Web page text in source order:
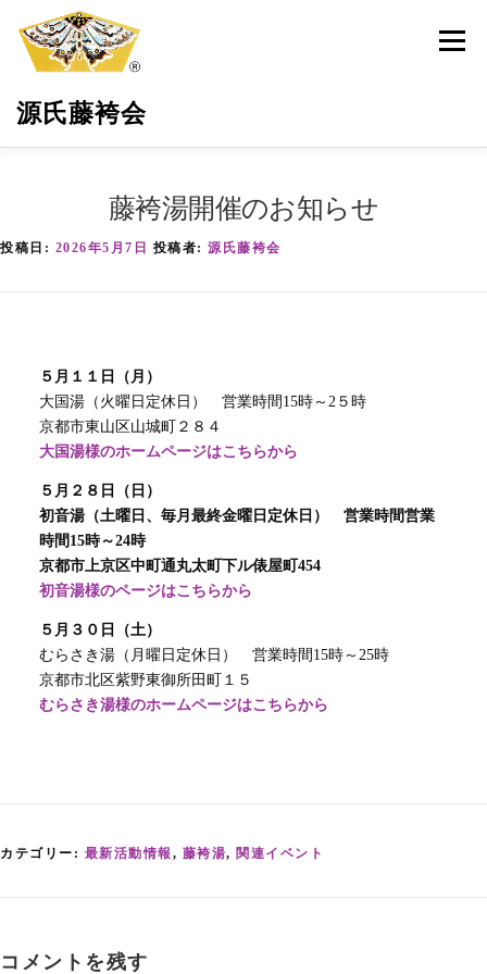
プ
源氏藤袴会
メニュ
藤袴湯開催のお知らせ
投稿日: 2026年5月7日 投稿者: 源氏藤袴会
５月１１日（月）
大国湯（火曜日定休日） 営業時間15時～2５時
京都市東山区山城町２８４
大国湯様のホームページはこちらから
５月２８日（日）
初音湯（土曜日、毎月最終金曜日定休日） 営業時間営業
時間15時～24時
京都市上京区中町通丸太町下ル俵屋町454
初音湯様のページはこちらから
５月３０日（土）
むらさき湯（月曜日定休日） 営業時間15時～25時
京都市北区紫野東御所田町１５
むらさき湯様のホームページはこちらから
カテゴリー: 最新活動情報 , 藤袴湯, 関連イベント
コメントを残す